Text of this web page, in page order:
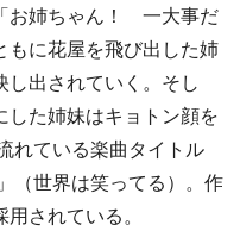
お姉ちゃん！ 一大事だ
に花屋を飛び出した姉
出されていく。そし
た姉妹はキョトン顔を
れている楽曲タイトル
（世界は笑ってる）。作
されている。